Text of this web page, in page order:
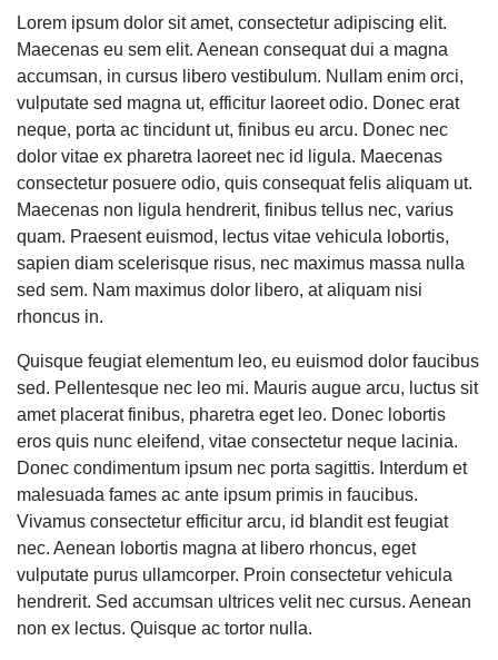
Lorem ipsum dolor sit amet, consectetur adipiscing elit.
Maecenas eu sem elit. Aenean consequat dui a magna
accumsan, in cursus libero vestibulum. Nullam enim orci,
vulputate sed magna ut, efficitur laoreet odio. Donec erat
neque, porta ac tincidunt ut, finibus eu arcu. Donec nec
dolor vitae ex pharetra laoreet nec id ligula. Maecenas
consectetur posuere odio, quis consequat felis aliquam ut.
Maecenas non ligula hendrerit, finibus tellus nec, varius
quam. Praesent euismod, lectus vitae vehicula lobortis,
sapien diam scelerisque risus, nec maximus massa nulla
sed sem. Nam maximus dolor libero, at aliquam nisi
rhoncus in.
Quisque feugiat elementum leo, eu euismod dolor faucibus
sed. Pellentesque nec leo mi. Mauris augue arcu, luctus sit
amet placerat finibus, pharetra eget leo. Donec lobortis
eros quis nunc eleifend, vitae consectetur neque lacinia.
Donec condimentum ipsum nec porta sagittis. Interdum et
malesuada fames ac ante ipsum primis in faucibus.
Vivamus consectetur efficitur arcu, id blandit est feugiat
nec. Aenean lobortis magna at libero rhoncus, eget
vulputate purus ullamcorper. Proin consectetur vehicula
hendrerit. Sed accumsan ultrices velit nec cursus. Aenean
non ex lectus. Quisque ac tortor nulla.